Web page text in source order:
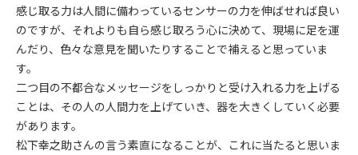
感じ取る力は人間に備わっているセンサーの力を伸ばせれば良い
のですが、それよりも自ら感じ取ろう心に決めて、現場に足を運
んだり、色々な意見を聞いたりすることで補えると思っていま
す。
二つ目の不都合なメッセージをしっかりと受け入れる力を上げる
ことは、その人の人間力を上げていき、器を大きくしていく必要
があります。
松下幸之助さんの言う素直になることが、これに当たると思いま